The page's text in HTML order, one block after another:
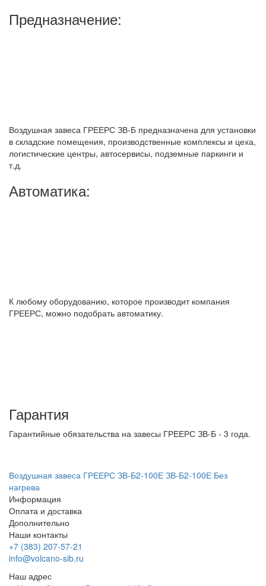
Предназначение:
Воздушная завеса ГРЕЕРС ЗВ-Б предназначена для установки
в складские помещения, производственные комплексы и цеха,
логистические центры, автосервисы, подземные паркинги и
т.д.
Автоматика:
К любому оборудованию, которое производит компания
ГРЕЕРС, можно подобрать автоматику.
Гарантия
Гарантийные обязательства на завесы ГРЕЕРС ЗВ-Б - 3 года.
Воздушная завеса ГРЕЕРС ЗВ-Б2-100Е ЗВ-Б2-100Е Без
нагрева
Информация
Оплата и доставка
Дополнительно
Наши контакты
+7 (383) 207-57-21
info@volcano-sib.ru
Наш адрес